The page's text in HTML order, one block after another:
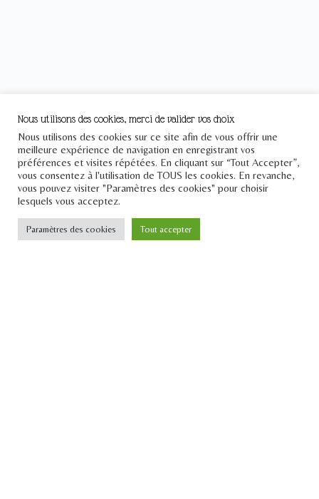
Le Pont
Téléphone : +33 1 43 25 23 57
Email : contact[at]lepontdesidees.fr
SIRET : 903 397 024 00014
Nous utilisons des cookies, merci de valider vos choix
Nous utilisons des cookies sur ce site afin de vous offrir une
meilleure expérience de navigation en enregistrant vos
préférences et visites répétées. En cliquant sur “Tout Accepter”,
vous consentez à l'utilisation de TOUS les cookies. En revanche,
vous pouvez visiter "Paramètres des cookies" pour choisir
lesquels vous acceptez.
Paramètres des cookies Tout accepter